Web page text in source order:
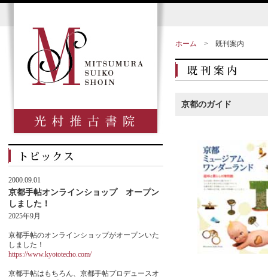
ホーム > 既刊案内
京都のガイド
2000.09.01
京都手帖オンラインショップ オープン
しました！
2025年9月
京都手帖のオンラインショップがオープンいた
しました！
https://www.kyototecho.com/
京都手帖はもちろん、京都手帖プロデュースオ